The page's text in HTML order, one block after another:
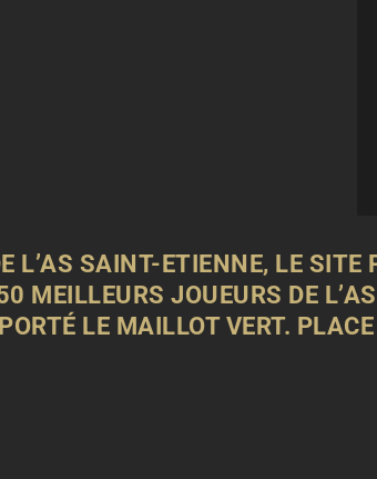
L’AS SAINT-ETIENNE, LE SITE
MEILLEURS JOUEURS DE
LE MAILLOT VERT.